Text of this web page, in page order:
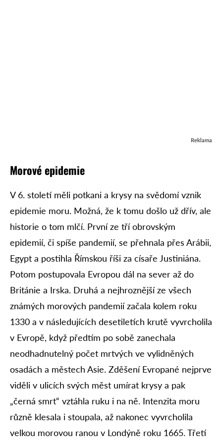
Reklama
Morové epidemie
V 6. století měli potkani a krysy na svědomí vznik
epidemie moru. Možná, že k tomu došlo už dřív, ale
historie o tom mlčí. První ze tří obrovským
epidemií, či spíše pandemií, se přehnala přes Arábii,
Egypt a postihla Římskou říši za císaře Justiniána.
Potom postupovala Evropou dál na sever až do
Británie a Irska. Druhá a nejhroznější ze všech
známých morových pandemií začala kolem roku
1330 a v následujících desetiletích krutě vyvrcholila
v Evropě, když předtím po sobě zanechala
neodhadnutelný počet mrtvých ve vylidněných
osadách a městech Asie. Zděšení Evropané nejprve
viděli v ulicích svých měst umírat krysy a pak
„černá smrt“ vztáhla ruku i na ně. Intenzita moru
různě klesala i stoupala, až nakonec vyvrcholila
velkou morovou ranou v Londýně roku 1665. Třetí